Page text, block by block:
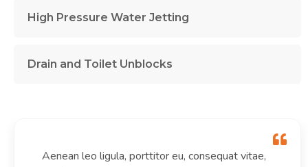
High Pressure Water Jetting
Drain and Toilet Unblocks
Aenean leo ligula, porttitor eu, consequat vitae,